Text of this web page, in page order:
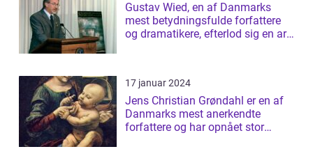
Gustav Wied, en af Danmarks
mest betydningsfulde forfattere
og dramatikere, efterlod sig en arv
17 januar 2024
Jens Christian Grøndahl er en af
Danmarks mest anerkendte
forfattere og har opnået stor